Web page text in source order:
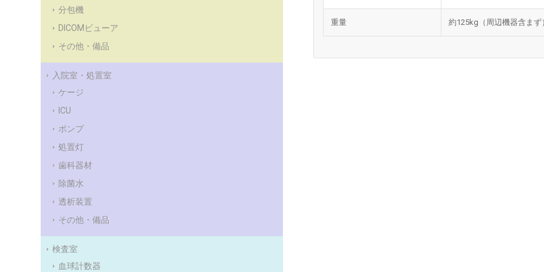
分包機
DICOMビューア
その他・備品
入院室・処置室
ケージ
ICU
ポンプ
処置灯
歯科器材
除菌水
透析装置
その他・備品
検査室
血球計数器
重量 約125kg（周辺機器含まず